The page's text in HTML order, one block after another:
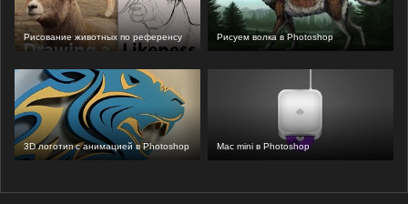
Рисование животных по референсу Рисуем волка в Photoshop
3D логотип с анимацией в Photoshop Mac mini в Photoshop